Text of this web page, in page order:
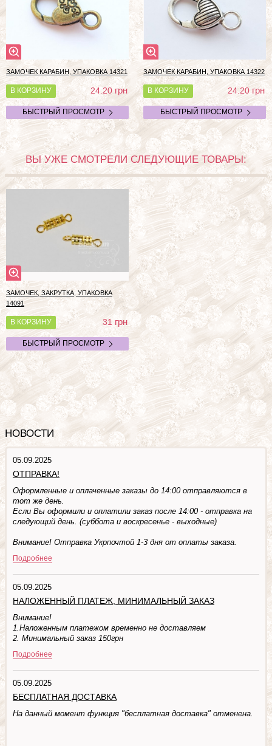
ЗАМОЧЕК КАРАБИН, УПАКОВКА 14321
В КОРЗИНУ 24.20грн
БЫСТРЫЙ ПРОСМОТР
ЗАМОЧЕК КАРАБИН, УПАКОВКА 14322
В КОРЗИНУ 24.20грн
БЫСТРЫЙ ПРОСМОТР
ВЫ УЖЕ СМОТРЕЛИ СЛЕДУЮЩИЕ ТОВАРЫ:
ЗАМОЧЕК, ЗАКРУТКА, УПАКОВКА
14091
В КОРЗИНУ 31 грн
БЫСТРЫЙ ПРОСМОТР
НОВОСТИ
05.09.2025
ОТПРАВКА!
Оформленные и оплаченные заказы до 14:00 отправляются в
тот же день.
Если Вы оформили и оплатили заказ после 14:00 - отправка на
следующий день. (суббота и воскресенье - выходные)
Внимание! Отправка Укрпочтой 1-3 дня от оплаты заказа.
Подробнее
05.09.2025
НАЛОЖЕННЫЙ ПЛАТЕЖ, МИНИМАЛЬНЫЙ ЗАКАЗ
Внимание!
1.Наложенным платежом временно не доставляем
2. Минимальный заказ 150грн
Подробнее
05.09.2025
БЕСПЛАТНАЯ ДОСТАВКА
На данный момент функция "бесплатная доставка" отменена.